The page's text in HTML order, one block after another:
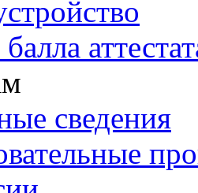
сведения